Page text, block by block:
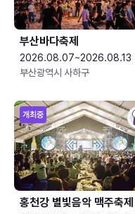
부산바다축제
2026.08.07~2026.08.13
부산광역시 사하구
개최중
홍천강 별빛음악 맥주축제